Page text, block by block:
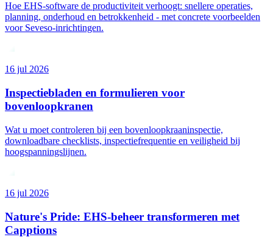
Hoe EHS-software de productiviteit verhoogt: snellere operaties,
planning, onderhoud en betrokkenheid - met concrete voorbeelden
voor Seveso-inrichtingen.
16 jul 2026
Inspectiebladen en formulieren voor
bovenloopkranen
Wat u moet controleren bij een bovenloopkraaninspectie,
downloadbare checklists, inspectiefrequentie en veiligheid bij
hoogspanningslijnen.
16 jul 2026
Nature's Pride: EHS-beheer transformeren met
Capptions